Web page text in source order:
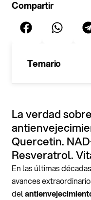
La verdad
Quercetin.
Resveratrol.
En las últimas
avances
del
100%
Temario
Compartir